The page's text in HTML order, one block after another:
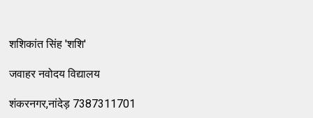
शशिकांत सिंह 'शशि'
जवाहर नवोदय विद्यालय
शंकरनगर,नांदेड़ 7387311701